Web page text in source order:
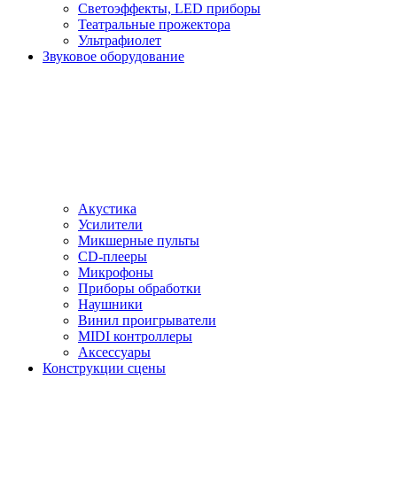
Светоэффекты, LED приборы
Театральные прожектора
Ультрафиолет
Звуковое оборудование
Акустика
Усилители
Микшерные пульты
CD-плееры
Микрофоны
Приборы обработки
Наушники
Винил проигрыватели
MIDI контроллеры
Аксессуары
Конструкции сцены